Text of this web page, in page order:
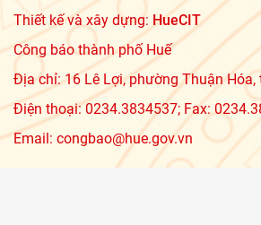
Thiết kế và xây dựng: HueCIT
Công báo thành phố Huế
Địa chỉ: 16 Lê Lợi, phường Thuận Hóa,
Điện thoại: 0234.3834537; Fax:
Email: congbao@hue.gov.vn